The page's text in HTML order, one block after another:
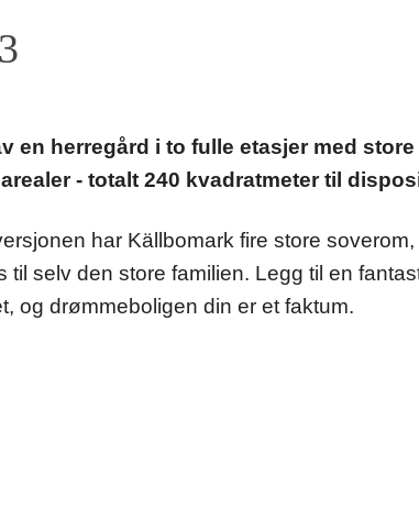
en herregård i to fulle etasjer med store
- totalt 240 kvadratmeter til
har Källbomark fire store
til selv den store familien. Legg til en
og drømmeboligen din er et faktum.